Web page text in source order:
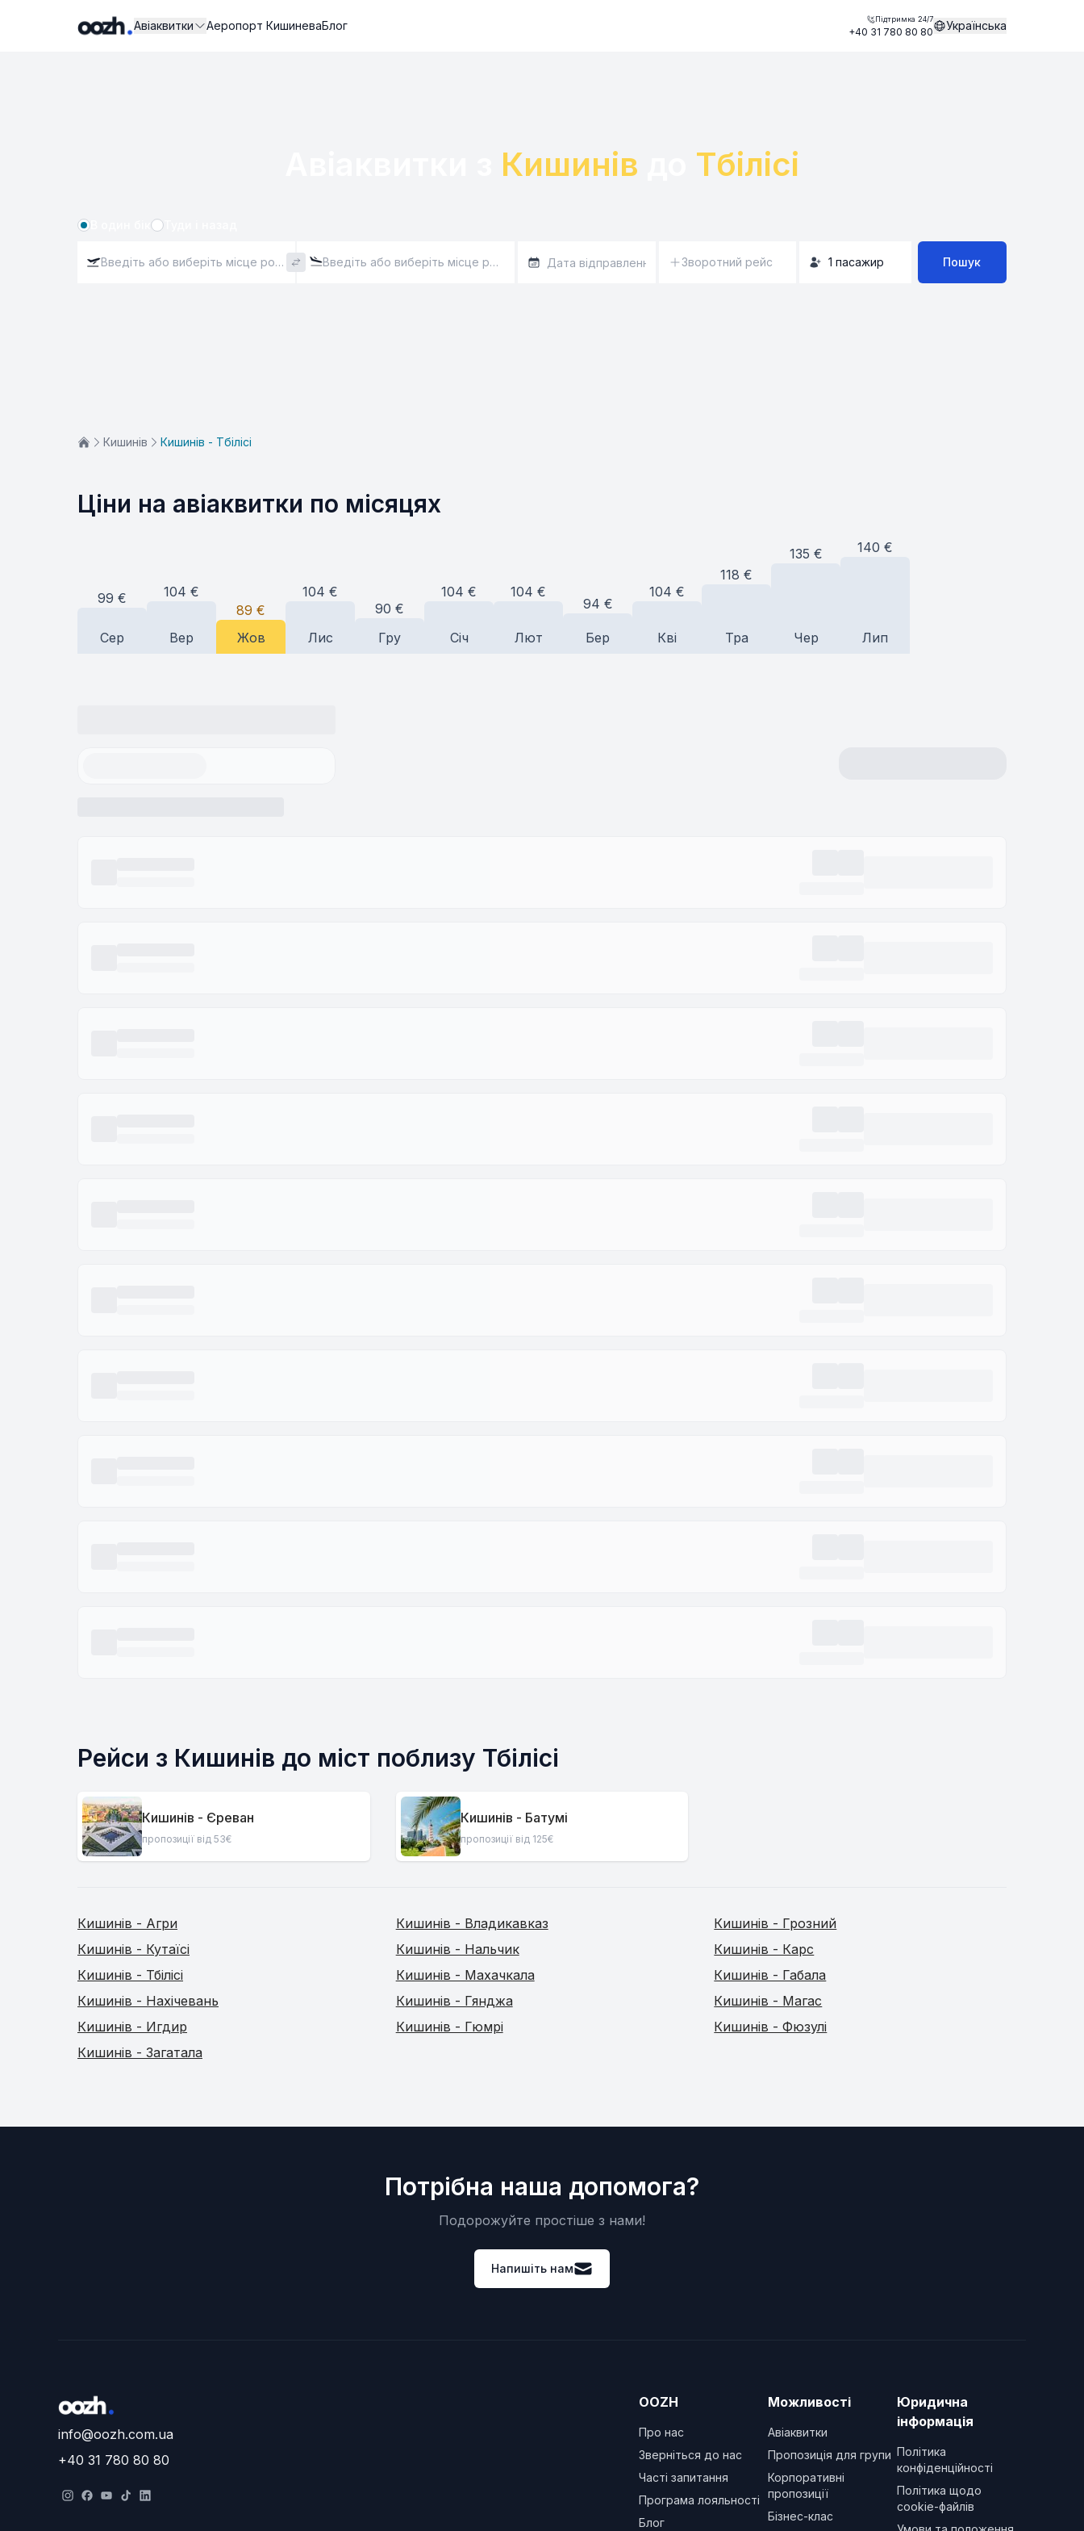
Авіаквитки Аеропорт КишиневаБлог Підтримка 24/7
+40 31 780 80 80 Українська
Кишинів Тбілісі
Зворотний рейс 1 пасажир Пошук
Кишинів Кишинів - Тбілісі
Ціни на авіаквитки по місяцях
99 €
Сер
104 €
Вер
89 €
Жов
104 €
Лис
90 €
Гру
104 €
Січ
104 €
Лют
94 €
Бер
104 €
Кві
118 €
Тра
135 €
Чер
140 €
Лип
Рейси з Кишинів до міст поблизу Тбілісі
Кишинів - Єреван
пропозиції від 53€
Кишинів - Батумі
пропозиції від 125€
Кишинів - Агри Кишинів - Владикавказ
Кишинів - Грозний
Кишинів - Кутаїсі
Кишинів - Нальчик
Кишинів - Карс
Кишинів - Тбілісі
Кишинів - Махачкала
Кишинів - Габала
Кишинів - Нахічевань
Кишинів - Гянджа
Кишинів - Магас
Кишинів - Игдир
Кишинів - Гюмрі
Кишинів - Фюзулі
Кишинів - Загатала
Потрібна наша допомога?
Подорожуйте простіше з нами!
Напишіть нам
info@oozh.com.ua
+40 31 780 80 80
OOZH
Про нас
Зверніться до нас
Часті запитання
Програма лояльності
Блог
Можливості
Авіаквитки
Пропозиція для групи
Корпоративні
пропозиції
Бізнес-клас
Юридична
інформація
Політика
конфіденційності
Політика щодо
cookie-файлів